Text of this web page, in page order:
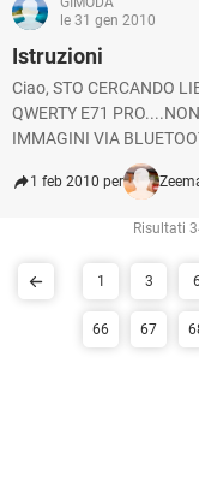
le 31 gen 2010
Istruzioni
Ciao, STO CERCANDO
QWERTY E71
IMMAGINI VIA
1 feb 2010 per
Risultati
1 3 6
66 67